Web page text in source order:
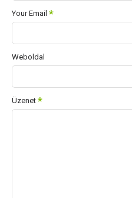
Your Email
Weboldal
Üzenet